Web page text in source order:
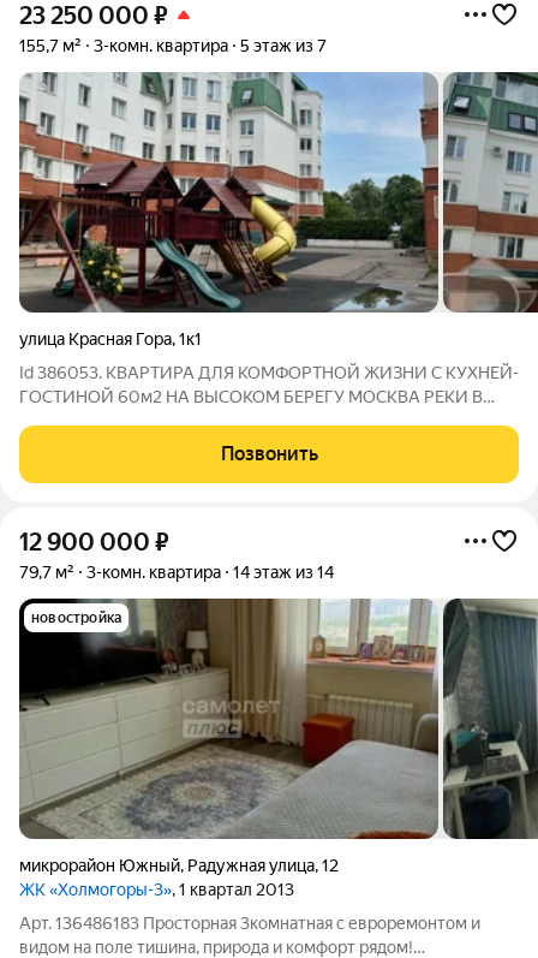
23 250 000 ₽
155,7 м² 3-комн. квартира 5 этаж из 7
улица Красная Гора,1к1
Id 386053. КВАРТИРА ДЛЯ КОМФОРТНОЙ ЖИЗНИ С КУХНЕЙ-
ГОСТИНОЙ 60м2 НА ВЫСОКОМ БЕРЕГУ МОСКВА РЕКИ В
кузня-гостиная 45+15м2 с эркером и четырьмя большими
окнами, две изолированные спальни, два санузла,
Позвонить
12 900 000 ₽
79,7 м² 3-комн. квартира 14 этаж из 14
новостройка
микрорайон Южный, Радужная улица,12
ЖК «Холмогоры-3», 1 квартал 2013
Арт. 136486183 Просторная 3комнатная с евроремонтом и
видом на поле тишина, природа и комфорт рядом!